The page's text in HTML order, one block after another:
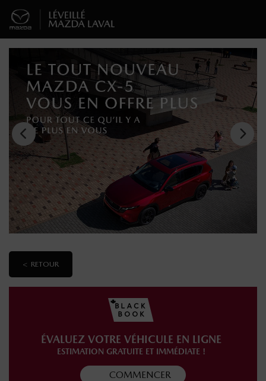
< RETOUR
ÉVALUEZ VOTRE VÉHICULE EN LIGNE
ESTIMATION GRATUITE ET IMMÉDIATE !
COMMENCER